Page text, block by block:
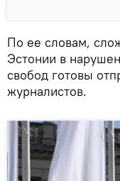
По ее словам,
Эстонии в
свобод готовы
журналистов.